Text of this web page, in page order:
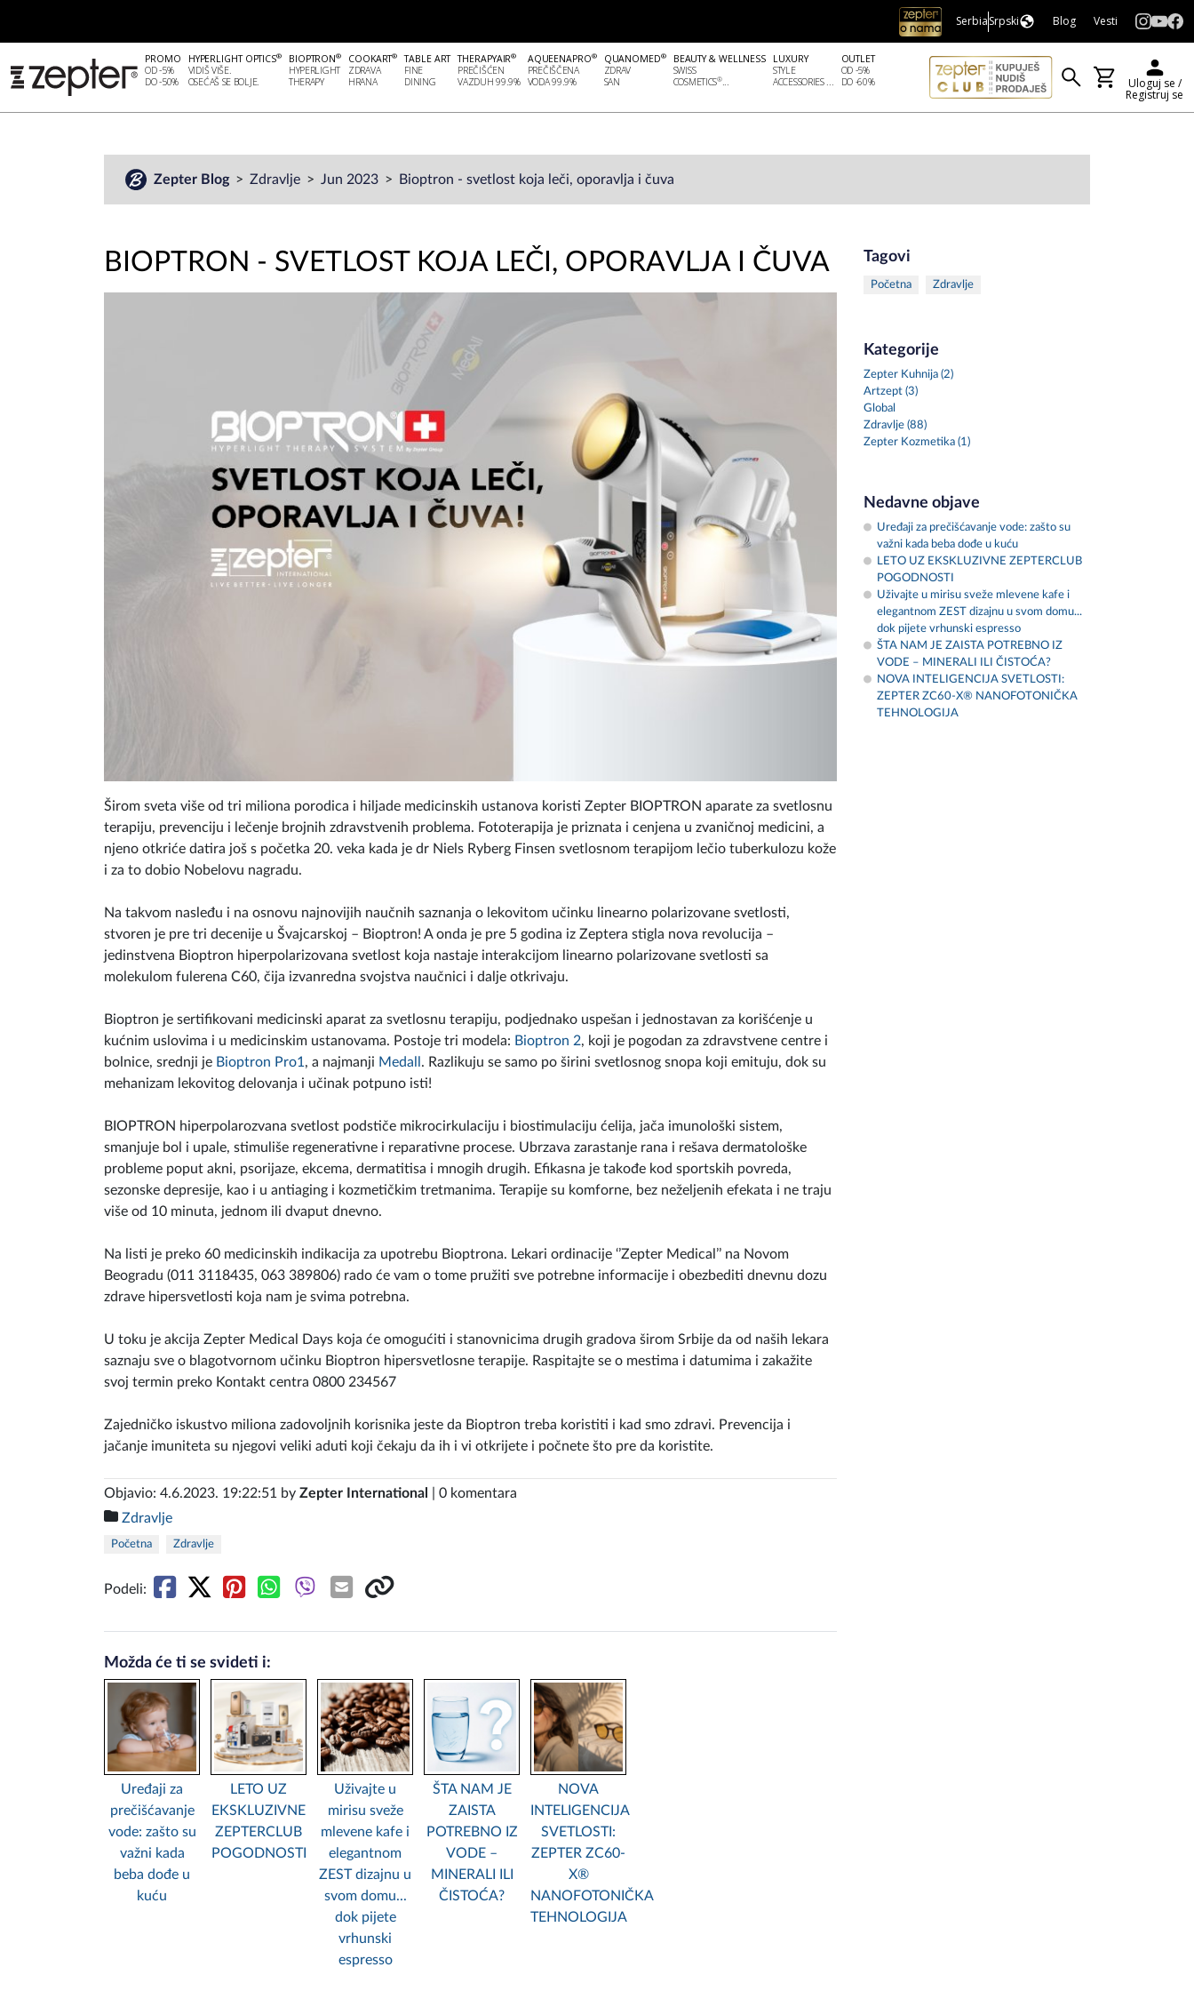
SerbiaSrpski Blog Vesti
PROMO
OD -5%
DO -50%
HYPERLIGHT OPTICS®
VIDIŠ VIŠE.
OSEĆAŠ SE BOLJE.
BIOPTRON®
HYPERLIGHT
THERAPY
COOKART®
ZDRAVA
HRANA
TABLE ART
FINE
DINING
THERAPYAIR®
PREČIŠĆEN
VAZDUH 99.9%
AQUEENAPRO®
PREČIŠČENA
VODA 99.9%
QUANOMED®
ZDRAV
SAN
BEAUTY & WELLNESS
SWISS
COSMETICS®...
LUXURY
STYLE
ACCESSORIES ...
OUTLET
OD -5%
DO -60%
Uloguj se /
Registruj se
Zepter Blog Zdravlje Jun 2023 Bioptron - svetlost koja leči, oporavlja i čuva
BIOPTRON - SVETLOST KOJA LEČI, OPORAVLJA I ČUVA
Širom sveta više od tri miliona porodica i hiljade medicinskih ustanova koristi Zepter BIOPTRON aparate za svetlosnu
terapiju, prevenciju i lečenje brojnih zdravstvenih problema. Fototerapija je priznata i cenjena u zvaničnoj medicini, a
njeno otkriće datira još s početka 20. veka kada je dr Niels Ryberg Finsen svetlosnom terapijom lečio tuberkulozu kože
i za to dobio Nobelovu nagradu.
Na takvom nasleđu i na osnovu najnovijih naučnih saznanja o lekovitom učinku linearno polarizovane svetlosti,
stvoren je pre tri decenije u Švajcarskoj – Bioptron! A onda je pre 5 godina iz Zeptera stigla nova revolucija –
jedinstvena Bioptron hiperpolarizovana svetlost koja nastaje interakcijom linearno polarizovane svetlosti sa
molekulom fulerena C60, čija izvanredna svojstva naučnici i dalje otkrivaju.
Bioptron je sertifikovani medicinski aparat za svetlosnu terapiju, podjednako uspešan i jednostavan za korišćenje u
kućnim uslovima i u medicinskim ustanovama. Postoje tri modela: Bioptron 2, koji je pogodan za zdravstvene centre i
bolnice, srednji je Bioptron Pro1, a najmanji Medall . Razlikuju se samo po širini svetlosnog snopa koji emituju, dok su
mehanizam lekovitog delovanja i učinak potpuno isti!
BIOPTRON hiperpolarozvana svetlost podstiče mikrocirkulaciju i biostimulaciju ćelija, jača imunološki sistem,
smanjuje bol i upale, stimuliše regenerativne i reparativne procese. Ubrzava zarastanje rana i rešava dermatološke
probleme poput akni, psorijaze, ekcema, dermatitisa i mnogih drugih. Efikasna je takođe kod sportskih povreda,
sezonske depresije, kao i u antiaging i kozmetičkim tretmanima. Terapije su komforne, bez neželjenih efekata i ne traju
više od 10 minuta, jednom ili dvaput dnevno.
Na listi je preko 60 medicinskih indikacija za upotrebu Bioptrona. Lekari ordinacije ‘’Zepter Medical’’ na Novom
Beogradu (011 3118435, 063 389806) rado će vam o tome pružiti sve potrebne informacije i obezbediti dnevnu dozu
zdrave hipersvetlosti koja nam je svima potrebna.
U toku je akcija Zepter Medical Days koja će omogućiti i stanovnicima drugih gradova širom Srbije da od naših lekara
saznaju sve o blagotvornom učinku Bioptron hipersvetlosne terapije. Raspitajte se o mestima i datumima i zakažite
svoj termin preko Kontakt centra 0800 234567
Zajedničko iskustvo miliona zadovoljnih korisnika jeste da Bioptron treba koristiti i kad smo zdravi. Prevencija i
jačanje imuniteta su njegovi veliki aduti koji čekaju da ih i vi otkrijete i počnete što pre da koristite.
Objavio: 4.6.2023. 19:22:51 by Zepter International
| 0 komentara
Zdravlje
Početna Zdravlje
Podeli:
Možda će ti se svideti i:
Uređaji za
prečišćavanje
vode: zašto su
važni kada
beba dođe u
kuću
LETO UZ
EKSKLUZIVNE
ZEPTERCLUB
POGODNOSTI
Uživajte u
mirisu sveže
mlevene kafe i
elegantnom
ZEST dizajnu u
svom domu...
dok pijete
vrhunski
espresso
ŠTA NAM JE
ZAISTA
POTREBNO IZ
VODE –
MINERALI ILI
ČISTOĆA?
NOVA
INTELIGENCIJA
SVETLOSTI:
ZEPTER ZC60-
X®
NANOFOTONIČKA
TEHNOLOGIJA
Tagovi
Početna Zdravlje
Kategorije
Zepter Kuhnija (2)
Artzept (3)
Global
Zdravlje (88)
Zepter Kozmetika (1)
Nedavne objave
Uređaji za prečišćavanje vode: zašto su
važni kada beba dođe u kuću
LETO UZ EKSKLUZIVNE ZEPTERCLUB
POGODNOSTI
Uživajte u mirisu sveže mlevene kafe i
elegantnom ZEST dizajnu u svom domu...
dok pijete vrhunski espresso
ŠTA NAM JE ZAISTA POTREBNO IZ
VODE – MINERALI ILI ČISTOĆA?
NOVA INTELIGENCIJA SVETLOSTI:
ZEPTER ZC60-X® NANOFOTONIČKA
TEHNOLOGIJA